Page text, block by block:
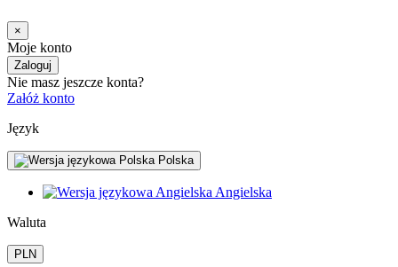
×
Moje konto
Zaloguj
Nie masz jeszcze konta?
Załóż konto
Język
Polska
Angielska
Waluta
PLN